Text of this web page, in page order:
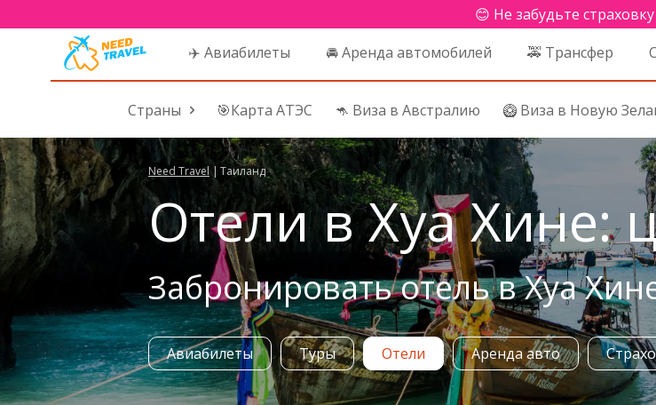
😊 Не забудьте
✈️ Авиабилеты 🚘 Аренда автомобилей 🚕 Трансфер
Страны 🎯Карта АТЭС 🦘 Виза в Австралию 🥝 Виза в Новую
Need Travel | Таиланд
Отели в Хуа Хине:
Забронировать отель в Хуа
Авиабилеты Туры Отели Аренда авто